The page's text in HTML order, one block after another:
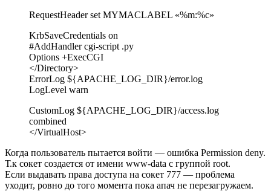
RequestHeader set MYMACLABEL «%m:%c»
KrbSaveCredentials on
#AddHandler cgi-script .py
Options +ExecCGI
</Directory>
ErrorLog ${APACHE_LOG_DIR}/error.log
LogLevel warn
CustomLog ${APACHE_LOG_DIR}/access.log
combined
</VirtualHost>
Когда пользователь пытается войти — ошибка Permission deny.
Т.к сокет создается от имени www-data c группой root.
Если выдавать права доступа на сокет 777 — проблема
уходит, ровно до того момента пока апач не перезагружаем.